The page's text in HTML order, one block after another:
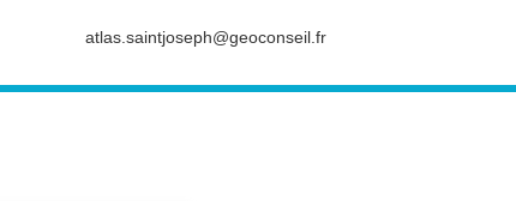
atlas.saintjoseph@geoconseil.fr